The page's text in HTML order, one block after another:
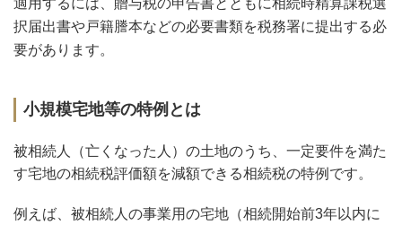
択届出書や戸籍謄本などの必要書類を税務署に提出する必
要があります。
小規模宅地等の特例とは
被相続人（亡くなった人）の土地のうち、一定要件を満た
す宅地の相続税評価額を減額できる相続税の特例です。
例えば、被相続人の事業用の宅地（相続開始前3年以内に